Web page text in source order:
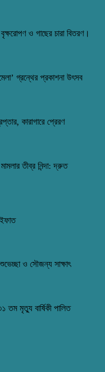
বৃক্ষরোপণ ও গাছের চারা বিতরণ।
গ্রন্থের প্রকাশনা উৎসব
কারাগারে প্রেরণ
তীব্র নিন্দা: দ্রুত
শুভেচ্ছা ও সৌজন্য সাক্ষাৎ
তম মৃত্যু বার্ষিকী পালিত